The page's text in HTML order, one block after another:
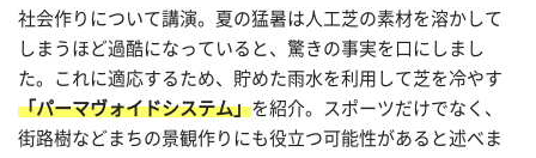
社会作りについて講演。夏の猛暑は人工芝の素材を溶かして
しまうほど過酷になっていると、驚きの事実を口にしまし
た。これに適応するため、貯めた雨水を利用して芝を冷やす
「パーマヴォイドシステム」を紹介。スポーツだけでなく、
街路樹などまちの景観作りにも役立つ可能性があると述べま